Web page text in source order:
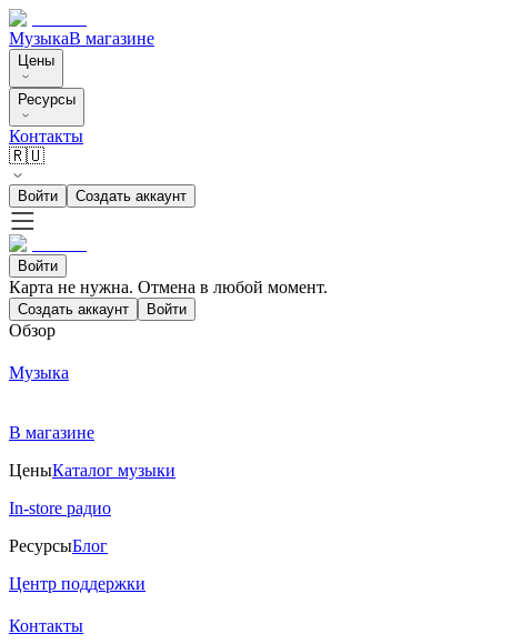
МузыкаВ магазине
Цены
Ресурсы
Контакты
🇷🇺
Войти Создать аккаунт
Войти
Карта не нужна. Отмена в любой момент.
Создать аккаунт Войти
Обзор
Музыка
В магазине
ЦеныКаталог музыки
In-store радио
РесурсыБлог
Центр поддержки
Контакты